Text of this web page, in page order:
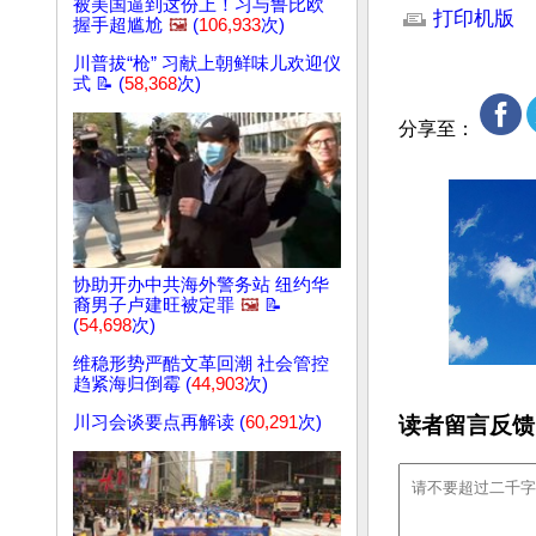
被美国逼到这份上！习与鲁比欧
握手超尴尬 🖼️ (106,933次)
川普拔“枪” 习献上朝鲜味儿欢迎仪
式 📝 (58,368次)
协助开办中共海外警务站 纽约华
裔男子卢建旺被定罪 🖼️ 📝
(54,698次)
维稳形势严酷文革回潮 社会管控
趋紧海归倒霉 (44,903次)
川习会谈要点再解读 (60,291次)
打印机版
分享至：
读者留言反